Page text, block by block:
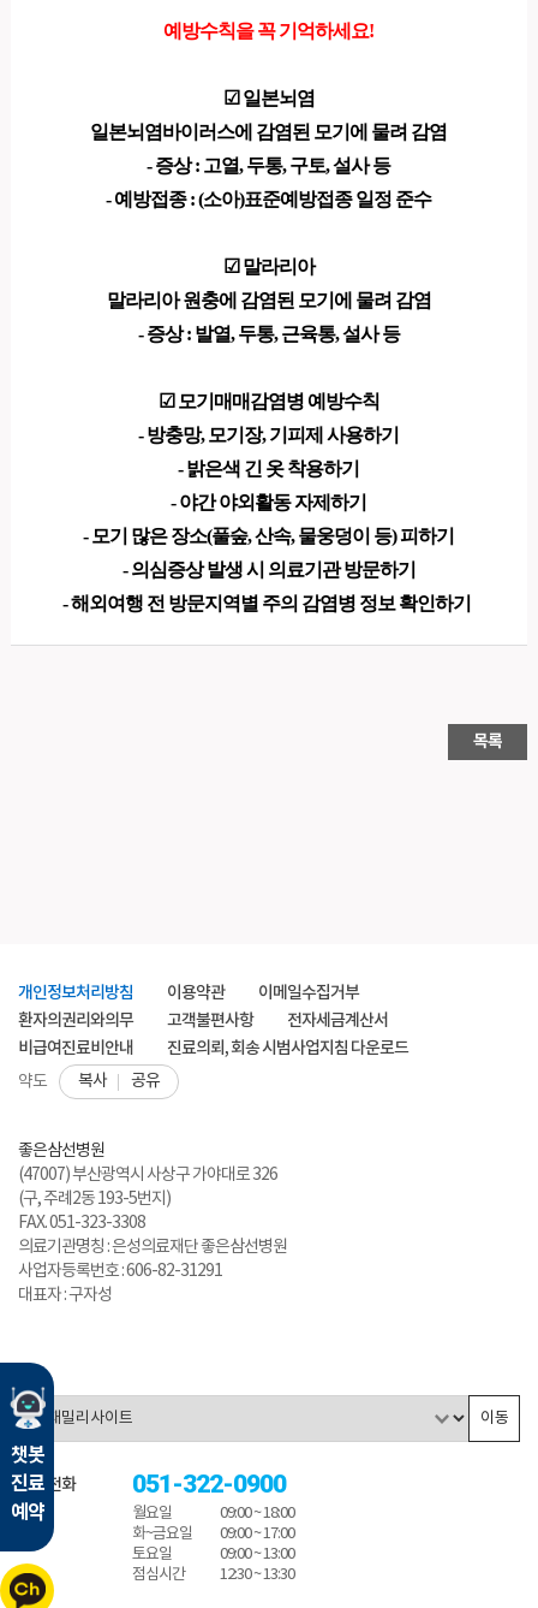
예방수칙을 꼭 기억하세요!
☑ 일본뇌염
일본뇌염바이러스에 감염된 모기에 물려 감염
- 증상 : 고열, 두통, 구토, 설사 등
- 예방접종 : (소아)표준예방접종 일정 준수
☑ 말라리아
말라리아 원충에 감염된 모기에 물려 감염
- 증상 : 발열, 두통, 근육통, 설사 등
☑ 모기매매감염병 예방수칙
- 방충망, 모기장, 기피제 사용하기
- 밝은색 긴 옷 착용하기
- 야간 야외활동 자제하기
- 모기 많은 장소(풀숲, 산속, 물웅덩이 등) 피하기
- 의심증상 발생 시 의료기관 방문하기
- 해외여행 전 방문지역별 주의 감염병 정보 확인하기
목록
개인정보처리방침 이용약관
이메일수집거부
환자의권리와의무
고객불편사항
전자세금계산서
비급여진료비안내
진료의뢰, 회송 시범사업지침 다운로드
약도 복사 공유
좋은삼선병원
(47007) 부산광역시 사상구 가야대로 326
(구, 주례2동 193-5번지)
FAX. 051-323-3308
의료기관명칭 : 은성의료재단 좋은삼선병원
사업자등록번호 : 606-82-31291
대표자 : 구자성
이동
대표전화 051-322-0900
월요일
09:00 ~ 18:00
화~금요일
09:00 ~ 17:00
토요일
09:00 ~ 13:00
점심시간
12:30 ~ 13:30
챗봇
진료
예약